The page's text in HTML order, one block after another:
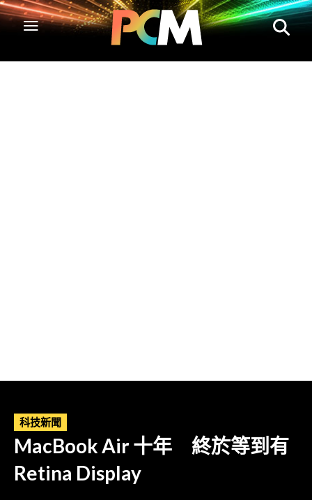
科技新聞
MacBook Air 十年 終於等到有
Retina Display